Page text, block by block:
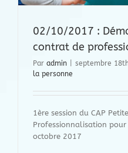
02/10/2017 :
contrat de
Par admin septembre
la personne
1ère session du CAP
Professionnalisation pour
octobre 2017